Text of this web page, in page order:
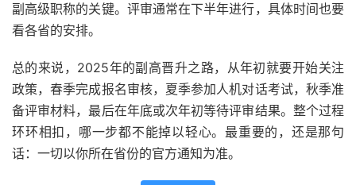
副高级职称的关键。评审通常在下半年进行，具体时间也要
看各省的安排。
总的来说，2025年的副高晋升之路，从年初就要开始关注
政策，春季完成报名审核，夏季参加人机对话考试，秋季准
备评审材料，最后在年底或次年初等待评审结果。整个过程
环环相扣，哪一步都不能掉以轻心。最重要的，还是那句
话：一切以你所在省份的官方通知为准。